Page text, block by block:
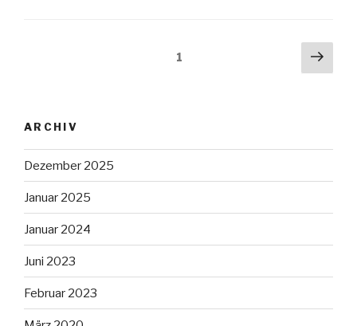
1
ARCHIV
Dezember 2025
Januar 2025
Januar 2024
Juni 2023
Februar 2023